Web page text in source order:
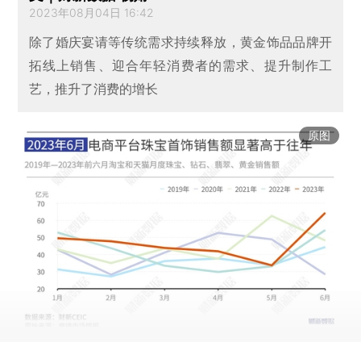
2023年08月04日 16:42
除了婚庆宴请等传统需求持续释放，黄金饰品品牌开
拓线上销售、迎合年轻消费者的需求、提升制作工
艺，推升了消费的增长
原图